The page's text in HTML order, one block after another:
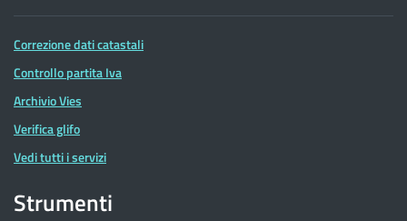
Correzione dati catastali
Controllo partita Iva
Archivio Vies
Verifica glifo
Vedi tutti i servizi
Strumenti